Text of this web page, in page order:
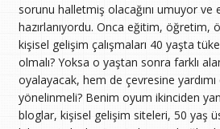
sorunu halletmiş olacağını umuyor ve
hazırlanıyordu. Onca eğitim, öğretim,
kişisel gelişim çalışmaları 40 yaşta
olmalı? Yoksa o yaştan sonra farklı
oyalayacak, hem de çevresine
yönelinmeli? Benim oyum ikinciden
bloglar, kişisel gelişim siteleri, 50 yaş